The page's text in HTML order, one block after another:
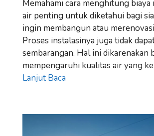
Memahami cara menghitung biaya
air penting untuk diketahui bagi
ingin membangun atau
Proses instalasinya juga tidak
sembarangan. Hal ini dikarenakan
mempengaruhi kualitas air yang
Lanjut Baca